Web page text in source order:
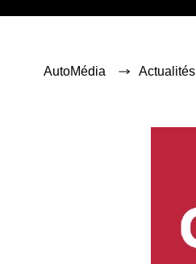
AutoMédia Actualités